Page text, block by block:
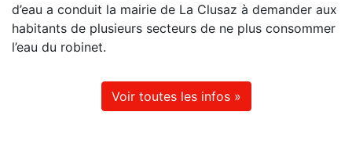
d’eau a conduit la mairie de La Clusaz à demander aux
habitants de plusieurs secteurs de ne plus consommer
l’eau du robinet.
Voir toutes les infos »